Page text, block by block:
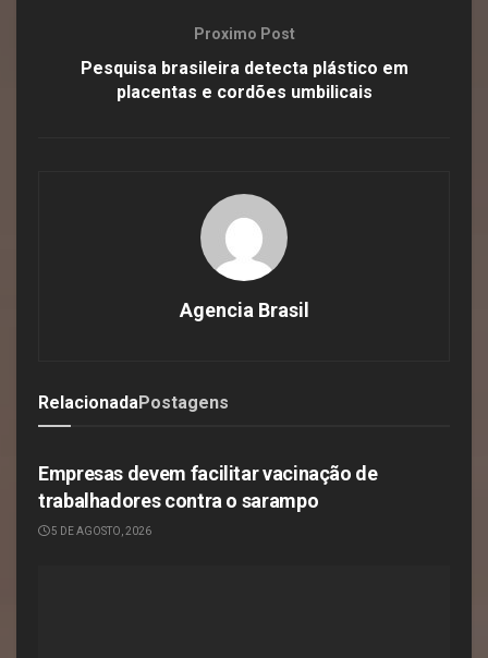
Proximo Post
Pesquisa brasileira detecta plástico em
placentas e cordões umbilicais
Agencia Brasil
RelacionadaPostagens
SAÚDE
Empresas devem facilitar vacinação de
trabalhadores contra o sarampo
5 DE AGOSTO, 2026